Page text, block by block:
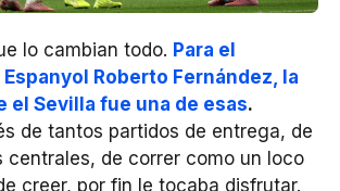
lo cambian todo. Para el
Roberto Fernández, la
el Sevilla fue una de esas.
de tantos partidos de entrega, de
centrales, de correr como un loco
creer, por fin le tocaba disfrutar.